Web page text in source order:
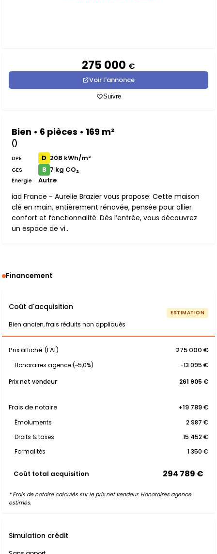
275 000 €
Voir l'annonce
Suivre
Bien • 6 pièces • 169 m²
()
DPE D 208 kWh/m²
GES B 7 kg CO₂
Énergie Autre
iad France - Aurelie Brazier vous propose: Cette maison
clé en main, entièrement rénovée, pensée pour allier
confort et fonctionnalité. Dès l’entrée, vous découvrez
un espace de vi...
Financement
Coût d'acquisition
Bien ancien, frais réduits non appliqués
ESTIMATION
Prix affiché (FAI) 275 000 €
Honoraires agence (~5,0%)
-13 095 €
Prix net vendeur
261 905 €
Frais de notaire +19 789 €
Émoluments
2 987 €
Droits & taxes
15 452 €
Formalités
1 350 €
Coût total acquisition 294 789 €
* Frais de notaire calculés sur le prix net vendeur. Honoraires agence
estimés.
Simulation crédit